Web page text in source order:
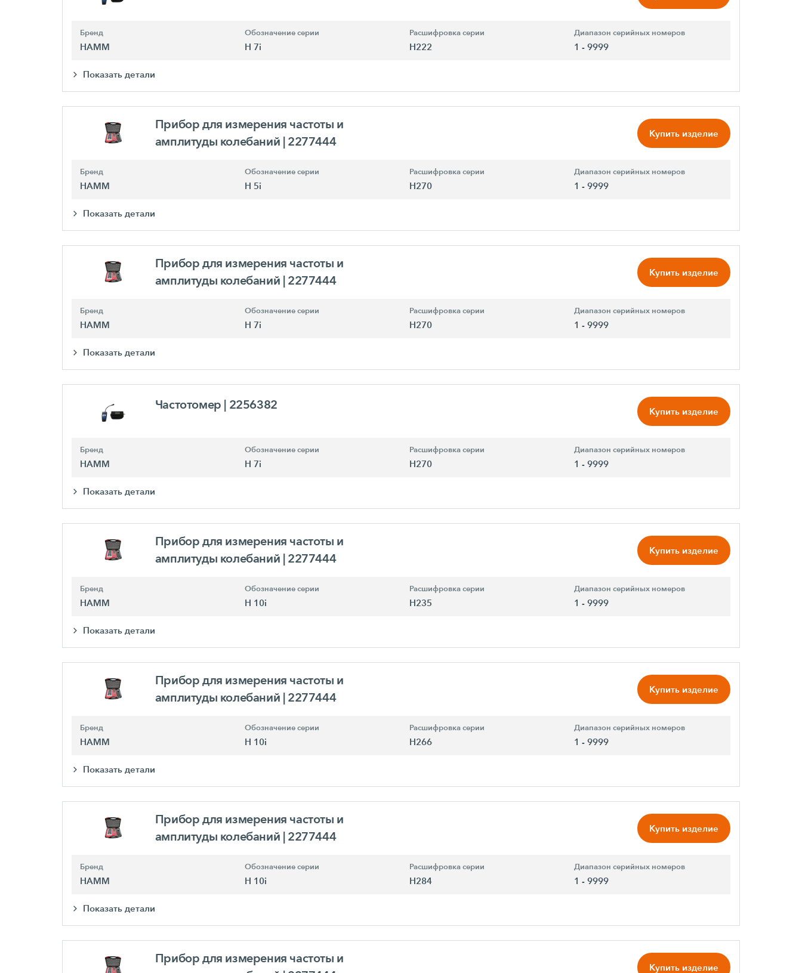
Бренд
HAMM
Обозначение серии
H 7i
Расшифровка серии
H222
Диапазон серийных номеров
1 - 9999
Показать детали
Прибор для измерения частоты и
амплитуды колебаний | 2277444
Купить изделие
Бренд
HAMM
Обозначение серии
H 5i
Расшифровка серии
H270
Диапазон серийных номеров
1 - 9999
Показать детали
Прибор для измерения частоты и
амплитуды колебаний | 2277444
Купить изделие
Бренд
HAMM
Обозначение серии
H 7i
Расшифровка серии
H270
Диапазон серийных номеров
1 - 9999
Показать детали
Частотомер | 2256382 Купить изделие
Бренд
HAMM
Обозначение серии
H 7i
Расшифровка серии
H270
Диапазон серийных номеров
1 - 9999
Показать детали
Прибор для измерения частоты и
амплитуды колебаний | 2277444
Купить изделие
Бренд
HAMM
Обозначение серии
H 10i
Расшифровка серии
H235
Диапазон серийных номеров
1 - 9999
Показать детали
Прибор для измерения частоты и
амплитуды колебаний | 2277444
Купить изделие
Бренд
HAMM
Обозначение серии
H 10i
Расшифровка серии
H266
Диапазон серийных номеров
1 - 9999
Показать детали
Прибор для измерения частоты и
амплитуды колебаний | 2277444
Купить изделие
Бренд
HAMM
Обозначение серии
H 10i
Расшифровка серии
H284
Диапазон серийных номеров
1 - 9999
Показать детали
Прибор для измерения частоты и
Купить изделие